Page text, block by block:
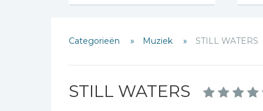
De Bijbel
Bijbelse Dagboeken 2026
Bijbelstudie groepen
Categorieën Muziek STILL WATERS
STILL WATERS
Schrijf hieronder je review!